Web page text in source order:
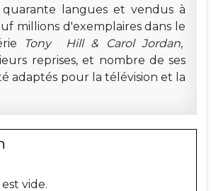
langues et vendus à
millions d'exemplaires dans le
Tony Hill & Carol Jordan,
reprises, et nombre de ses
adaptés pour la télévision et la
vide.